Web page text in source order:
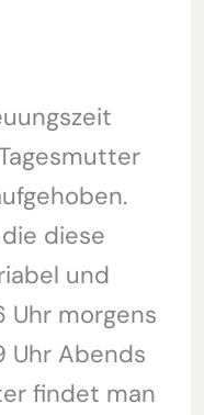
diese
und
morgens
Uhr Abends
findet man